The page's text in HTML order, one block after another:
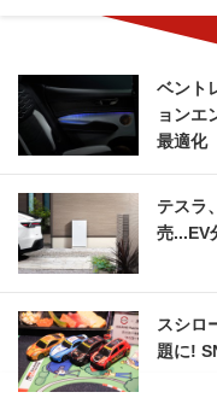
ベント
ョンエ
最適化
テスラ
売...EV
スシロ
題に!